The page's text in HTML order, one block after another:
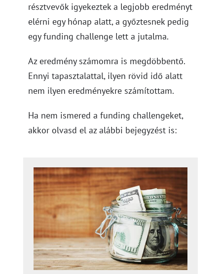
résztvevők igyekeztek a legjobb eredményt
elérni egy hónap alatt, a győztesnek pedig
egy funding challenge lett a jutalma.
Az eredmény számomra is megdöbbentő.
Ennyi tapasztalattal, ilyen rövid idő alatt
nem ilyen eredményekre számítottam.
Ha nem ismered a funding challengeket,
akkor olvasd el az alábbi bejegyzést is: